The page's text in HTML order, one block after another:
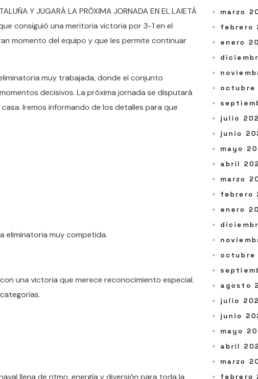
Y JUGARÁ LA PRÓXIMA JORNADA EN EL LAIETÀ
consiguió una meritoria victoria por 3-1 en el
momento del equipo y que les permite continuar
muy trabajada, donde el conjunto
decisivos. La próxima jornada se disputará
Iremos informando de los detalles para que
eliminatoria muy competida.
una victoria que merece reconocimiento especial.
marzo
febrero
enero
octubre
julio
junio
mayo
abril
marzo
febrero
enero
octubre
agosto
julio
junio
mayo
abril
marzo
febrero